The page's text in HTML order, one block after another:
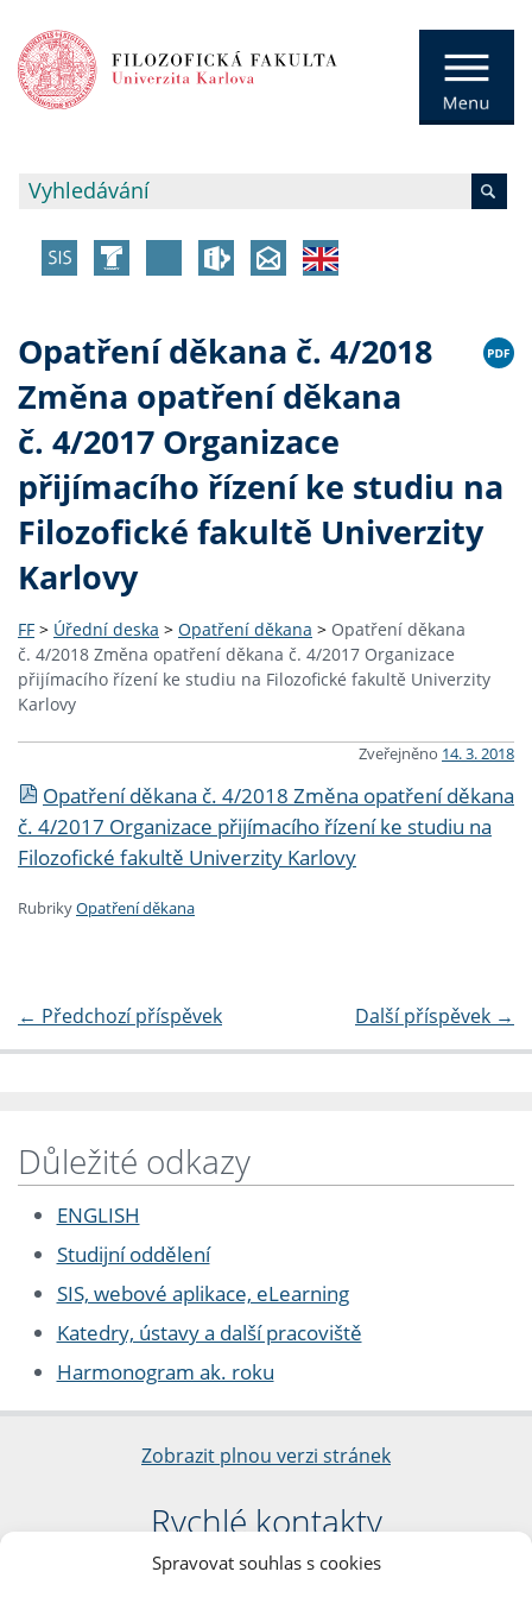
Spravovat souhlas s cookies
Opatření děkana č. 4/2018
Změna opatření děkana
č. 4/2017 Organizace
přijímacího řízení ke studiu na
Filozofické fakultě Univerzity
Karlovy
FF > Úřední deska > Opatření děkana > Opatření děkana
č. 4/2018 Změna opatření děkana č. 4/2017 Organizace
přijímacího řízení ke studiu na Filozofické fakultě Univerzity
Karlovy
Zveřejněno 14. 3. 2018
Opatření děkana č. 4/2018 Změna opatření děkana
č. 4/2017 Organizace přijímacího řízení ke studiu na
Filozofické fakultě Univerzity Karlovy
RubrikyOpatření děkana
← Předchozí příspěvek Další příspěvek →
Důležité odkazy
ENGLISH
Studijní oddělení
SIS, webové aplikace, eLearning
Katedry, ústavy a další pracoviště
Harmonogram ak. roku
Zobrazit plnou verzi stránek
Rychlé kontakty
Filozofická fakulta